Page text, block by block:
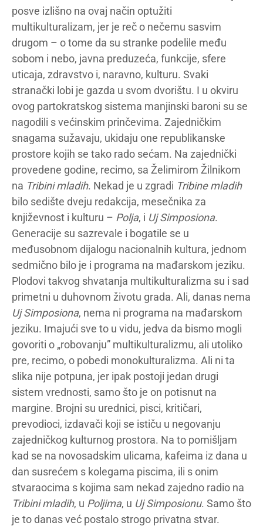
posve izlišno na ovaj način optužiti
multikulturalizam, jer je reč o nečemu sasvim
drugom – o tome da su stranke podelile među
sobom i nebo, javna preduzeća, funkcije, sfere
uticaja, zdravstvo i, naravno, kulturu. Svaki
stranački lobi je gazda u svom dvorištu. I u okviru
ovog partokratskog sistema manjinski baroni su se
nagodili s većinskim prinčevima. Zajedničkim
snagama sužavaju, ukidaju one republikanske
prostore kojih se tako rado sećam. Na zajednički
provedene godine, recimo, sa Želimirom Žilnikom
na Tribini mladih. Nekad je u zgradi Tribine mladih
bilo sedište dveju redakcija, mesečnika za
književnost i kulturu – Polja, i Uj Simposiona.
Generacije su sazrevale i bogatile se u
međusobnom dijalogu nacionalnih kultura, jednom
sedmično bilo je i programa na mađarskom jeziku.
Plodovi takvog shvatanja multikulturalizma su i sad
primetni u duhovnom životu grada. Ali, danas nema
Uj Simposiona, nema ni programa na mađarskom
jeziku. Imajući sve to u vidu, jedva da bismo mogli
govoriti o „robovanju” multikulturalizmu, ali utoliko
pre, recimo, o pobedi monokulturalizma. Ali ni ta
slika nije potpuna, jer ipak postoji jedan drugi
sistem vrednosti, samo što je on potisnut na
margine. Brojni su urednici, pisci, kritičari,
prevodioci, izdavači koji se ističu u negovanju
zajedničkog kulturnog prostora. Na to pomišljam
kad se na novosadskim ulicama, kafeima iz dana u
dan susrećem s kolegama piscima, ili s onim
stvaraocima s kojima sam nekad zajedno radio na
Tribini mladih, u Poljima, u Uj Simposionu. Samo što
je to danas već postalo strogo privatna stvar.